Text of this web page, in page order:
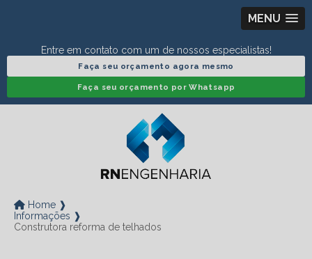
MENU
Entre em contato com um de nossos especialistas!
Faça seu orçamento agora mesmo
Faça seu orçamento por Whatsapp
Home ❱
Informações ❱
Construtora reforma de telhados